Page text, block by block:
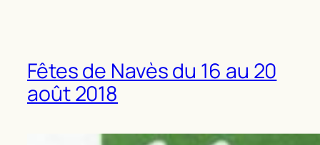
Fêtes de Navès du 16 au 20
août 2018